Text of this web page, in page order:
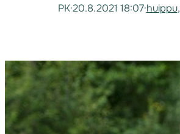
PK·20.8.2021 18:07·huippu,